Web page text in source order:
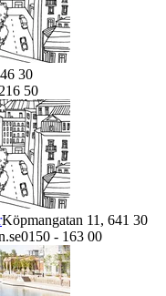
30
50
Köpmangatan 11, 641 30
0150 - 163 00